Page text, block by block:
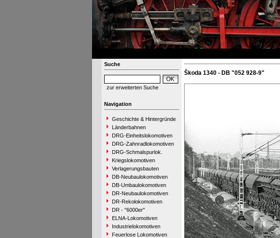
Suche
zur erweiterten Suche
Navigation
Geschichte & Hintergründe
Länderbahnen
DRG-Einheitslokomotiven
DRG-Zahnradlokomotiven
DRG-Schmalspurlok.
Kriegslokomotiven
Verlagerungsbauten
DB-Neubaulokomotiven
DB-Umbaulokomotiven
DR-Neubaulokomotiven
DR-Rekolokomotiven
DR - "6000er"
ELNA-Lokomotiven
Industrielokomotiven
Feuerlose Lokomotiven
Škoda 1340 - DB "052 928-9"